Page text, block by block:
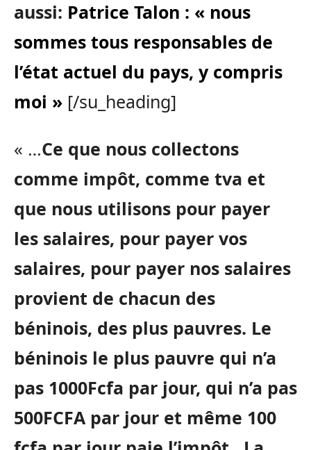
aussi: Patrice Talon : « nous
sommes tous responsables de
l’état actuel du pays, y compris
moi » [/su_heading]
« …Ce que nous collectons
comme impôt, comme tva et
que nous utilisons pour payer
les salaires, pour payer vos
salaires, pour payer nos salaires
provient de chacun des
béninois, des plus pauvres. Le
béninois le plus pauvre qui n’a
pas 1000Fcfa par jour, qui n’a pas
500FCFA par jour et même 100